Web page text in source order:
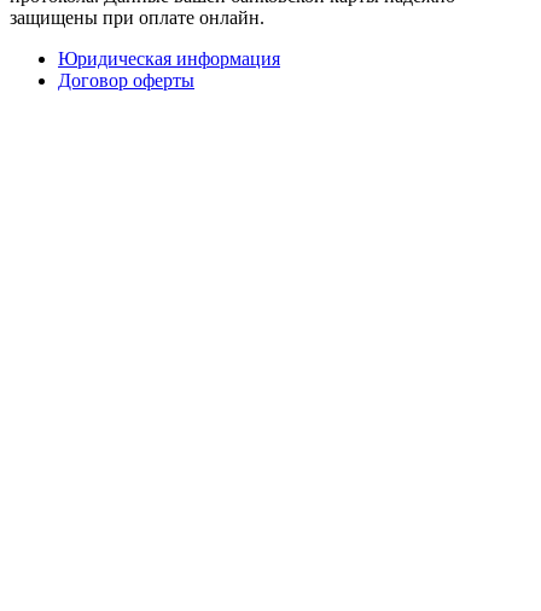
защищены при оплате онлайн.
Юридическая информация
Договор оферты